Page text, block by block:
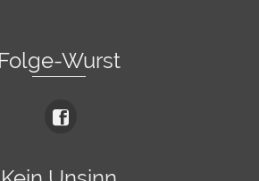
Folge-Wurst